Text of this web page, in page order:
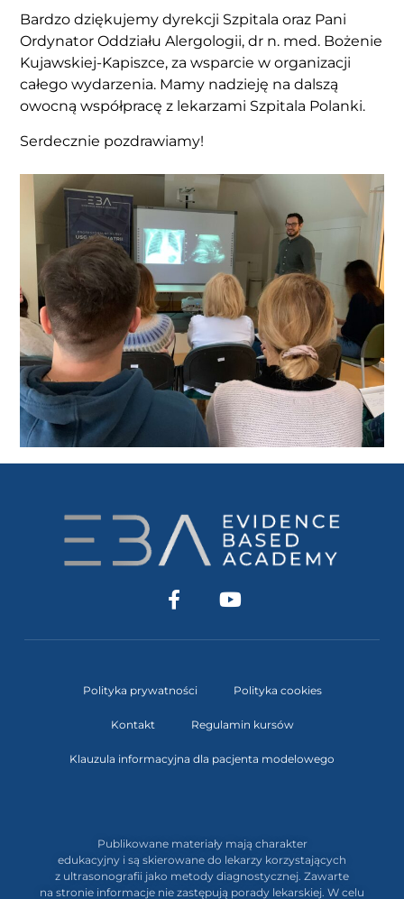
Bardzo dziękujemy dyrekcji Szpitala oraz Pani
Ordynator Oddziału Alergologii, dr n. med. Bożenie
Kujawskiej-Kapiszce, za wsparcie w organizacji
całego wydarzenia. Mamy nadzieję na dalszą
owocną współpracę z lekarzami Szpitala Polanki.
Serdecznie pozdrawiamy!
Polityka prywatności Polityka cookies
Kontakt Regulamin kursów
Klauzula informacyjna dla pacjenta modelowego
Publikowane materiały mają charakter
edukacyjny i są skierowane do lekarzy korzystających
z ultrasonografii jako metody diagnostycznej. Zawarte
na stronie informacje nie zastępują porady lekarskiej. W celu